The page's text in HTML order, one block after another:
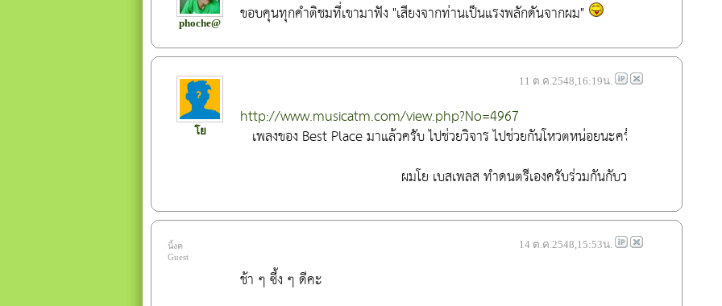
phoche@ ขอบคุนทุกคำติชมที่เขามาฟัง "เสียงจากท่านเป็นแรงพลักดันจากผม"
โย
11 ต.ค.2548,16:19น.
http://www.musicatm.com/view.php?No=4967
เพลงของ Best Place มาแล้วครับ ไปช่วยวิจาร ไปช่วยกันโหวตหน่อยนะคร้าบ
                                        ผมโย เบสเพลส ทำดนตรีเองครับร่วมกันกับวงแอร์วอร์ค
นิ้งค
Guest
14 ต.ค.2548,15:53น.
ช้า ๆ ซึ้ง ๆ ดีคะ